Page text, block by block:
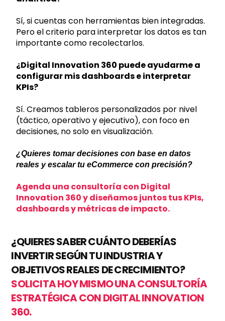
Sí, si cuentas con herramientas bien integradas.
Pero el criterio para interpretar los datos es tan
importante como recolectarlos.
¿Digital Innovation 360 puede ayudarme a
configurar mis dashboards e interpretar
KPIs?
Sí. Creamos tableros personalizados por nivel
(táctico, operativo y ejecutivo), con foco en
decisiones, no solo en visualización.
¿Quieres tomar decisiones con base en datos
reales y escalar tu eCommerce con precisión?
Agenda una consultoría con Digital
Innovation 360y diseñamos juntos tus KPIs,
dashboards y métricas de impacto.
¿QUIERES SABER CUÁNTO DEBERÍAS
INVERTIR SEGÚN TU INDUSTRIA Y
OBJETIVOS REALES DE CRECIMIENTO?
SOLICITA HOY MISMO UNA CONSULTORÍA
ESTRATÉGICA CON DIGITAL INNOVATION
360.